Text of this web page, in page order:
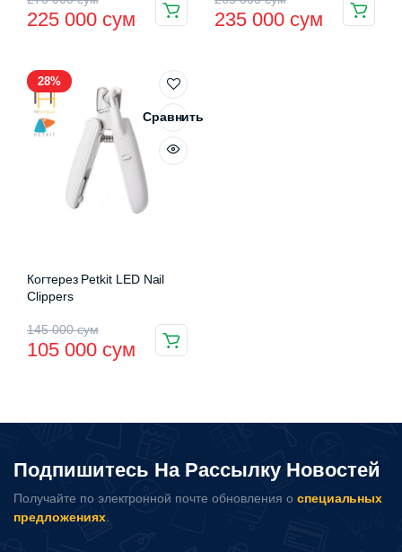
цена
270
000 сум.
225 000 сум
цена:
000 сум.
цена
235 000 сум
цена:
28%
Сравнить
Когтерез Petkit LED Nail
Clippers
145 000сум
Первоначальная
цена
145
105 000 сум
Текущая
цена:
000 сум.
Подпишитесь На Рассылку Новостей
Получайте по электронной почте обновления о специальных
предложениях.